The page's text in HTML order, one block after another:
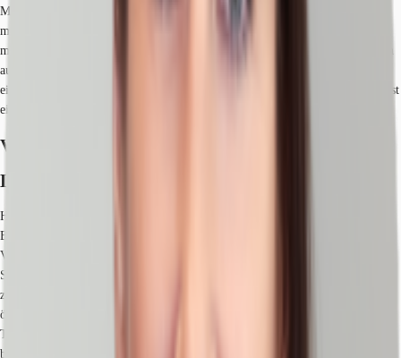
Mitarbeiter profitieren von einer hervorragenden Lage im Stadtteil Johannis
mit einem urbanen und modernen Arbeitsumfeld. Das architektonisch
markante Haus mit hervorragender Sichtlage kann ganz nach Ihren Wünschen
ausgestattet und aufgeteilt werden. In der hauseigenen Tiefgarage findet man
eine angenehme Parkmöglichkeit für Kunden und Mitarbeiter vor. Im 6.OG ist
einer Erweiterung einer Dachterrassenfläche möglich.
Verfügbare Fläche
Lage und Verkehrsanbindung
Hervorragender Anschluss zu allen Ausfallstraßen und Stadt-/
Bundesautobahnen rund um Nürnberg über den Nordwestring (ca. 500m).
Verkehrsgünstige Lage zu den Bahnhöfen Nürnberg und Fürth. U-Bahn-,
Straßenbahn- und Omnibushaltestellen in unmittelbarer Nähe. Kurze Wege
zum Stadtzentrum . Nur zwei Gehminuten entfernt können Sie einen
öffentlichen Parkplatz auch tagsüber kostenfrei nutzen (120 Stellplätze). Eine
Tankstelle befindet sich in der Nähe. Dienstleister des täglichen Bedarfs
befinden sich in der Nähe.